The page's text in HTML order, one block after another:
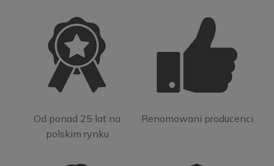
Od ponad 25 lat na
polskim rynku
Renomowani producenci